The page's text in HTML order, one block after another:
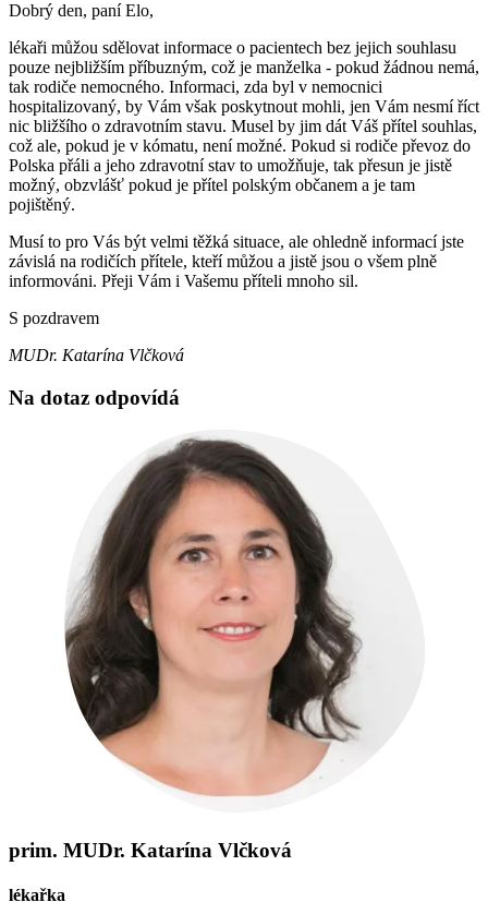
Dobrý den, paní Elo,
lékaři můžou sdělovat informace o pacientech bez jejich souhlasu
pouze nejbližším příbuzným, což je manželka - pokud žádnou nemá,
tak rodiče nemocného. Informaci, zda byl v nemocnici
hospitalizovaný, by Vám však poskytnout mohli, jen Vám nesmí říct
nic bližšího o zdravotním stavu. Musel by jim dát Váš přítel souhlas,
což ale, pokud je v kómatu, není možné. Pokud si rodiče převoz do
Polska přáli a jeho zdravotní stav to umožňuje, tak přesun je jistě
možný, obzvlášť pokud je přítel polským občanem a je tam
pojištěný.
Musí to pro Vás být velmi těžká situace, ale ohledně informací jste
závislá na rodičích přítele, kteří můžou a jistě jsou o všem plně
informováni. Přeji Vám i Vašemu příteli mnoho sil.
S pozdravem
MUDr. Katarína Vlčková
Na dotaz odpovídá
prim. MUDr. Katarína Vlčková
lékařka